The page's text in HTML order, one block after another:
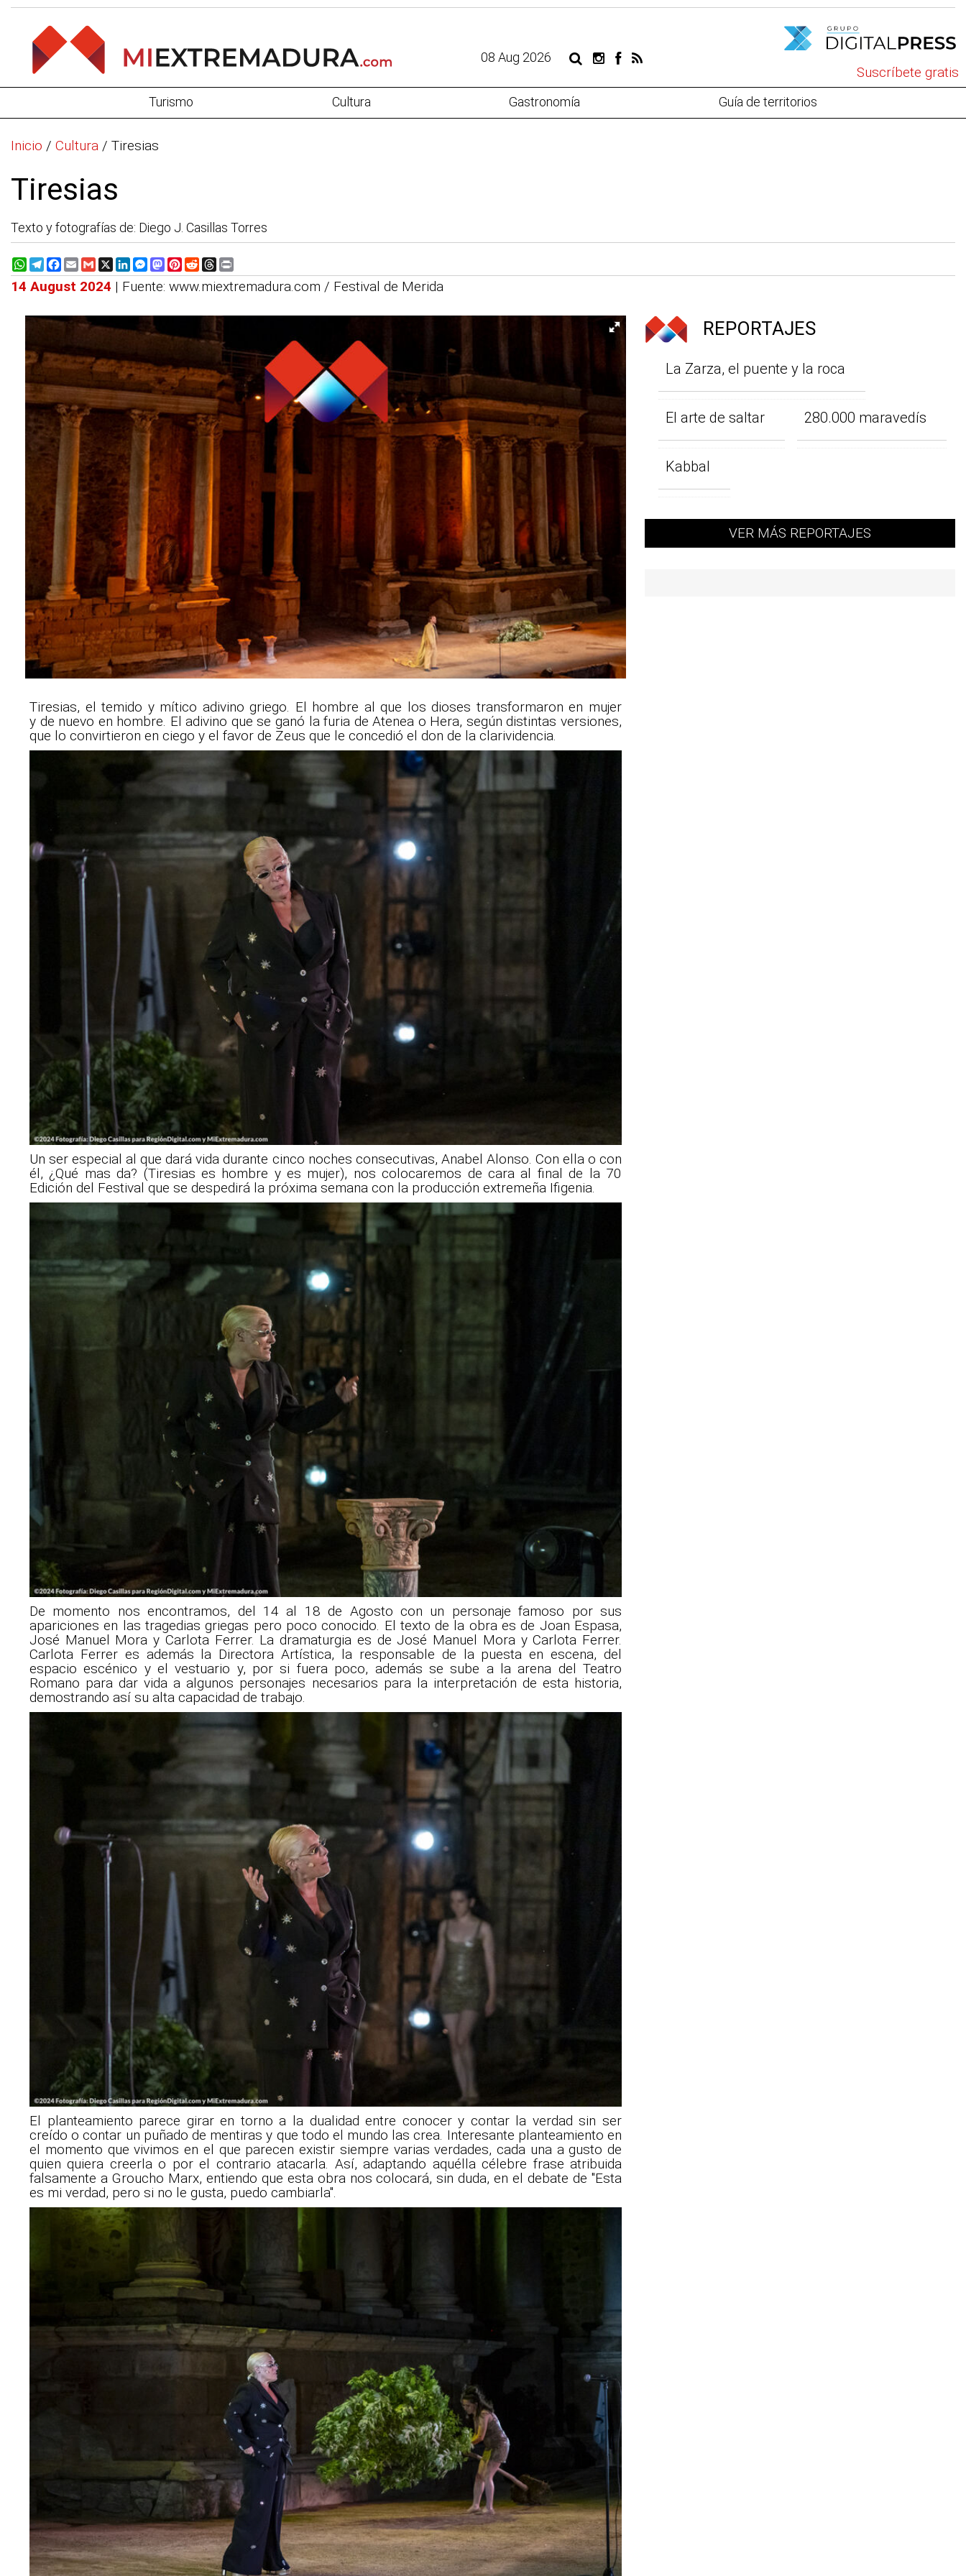
08 Aug 2026
Suscríbete gratis
Turismo Cultura Gastronomía Guía de territorios
Inicio / Cultura / Tiresias
Tiresias
Texto y fotografías de: Diego J. Casillas Torres
WhatsApp
Telegram
Facebook
EmailGmail
X LinkedIn
Messenger
Mastodon
Pinterest
RedditThreads
14 August 2024 | Fuente: www.miextremadura.com / Festival de Merida
Tiresias, el temido y mítico adivino griego. El hombre al que los dioses transformaron en mujer
y de nuevo en hombre. El adivino que se ganó la furia de Atenea o Hera, según distintas versiones,
que lo convirtieron en ciego y el favor de Zeus que le concedió el don de la clarividencia.
Un ser especial al que dará vida durante cinco noches consecutivas, Anabel Alonso. Con ella o con
él, ¿Qué mas da? (Tiresias es hombre y es mujer), nos colocaremos de cara al final de la 70
Edición del Festival que se despedirá la próxima semana con la producción extremeña Ifigenia.
De momento nos encontramos, del 14 al 18 de Agosto con un personaje famoso por sus
apariciones en las tragedias griegas pero poco conocido. El texto de la obra es de Joan Espasa,
José Manuel Mora y Carlota Ferrer. La dramaturgia es de José Manuel Mora y Carlota Ferrer.
Carlota Ferrer es además la Directora Artística, la responsable de la puesta en escena, del
espacio escénico y el vestuario y, por si fuera poco, además se sube a la arena del Teatro
Romano para dar vida a algunos personajes necesarios para la interpretación de esta historia,
demostrando así su alta capacidad de trabajo.
El planteamiento parece girar en torno a la dualidad entre conocer y contar la verdad sin ser
creído o contar un puñado de mentiras y que todo el mundo las crea. Interesante planteamiento en
el momento que vivimos en el que parecen existir siempre varias verdades, cada una a gusto de
quien quiera creerla o por el contrario atacarla. Así, adaptando aquélla célebre frase atribuida
falsamente a Groucho Marx, entiendo que esta obra nos colocará, sin duda, en el debate de "Esta
es mi verdad, pero si no le gusta, puedo cambiarla".
REPORTAJES
La Zarza, el puente y la roca
El arte de saltar 280.000 maravedís
Kabbal
VER MÁS REPORTAJES